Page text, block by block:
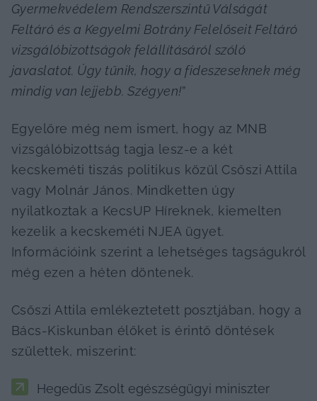
Gyermekvédelem Rendszerszintű Válságát
Feltáró és a Kegyelmi Botrány Felelőseit Feltáró
vizsgálóbizottságok felállításáról szóló
javaslatot. Úgy tűnik, hogy a fideszeseknek még
mindig van lejjebb. Szégyen!”
Egyelőre még nem ismert, hogy az MNB
vizsgálóbizottság tagja lesz-e a két
kecskeméti tiszás politikus közül Csőszi Attila
vagy Molnár János. Mindketten úgy
nyilatkoztak a KecsUP Híreknek, kiemelten
kezelik a kecskeméti NJEA ügyet.
Információink szerint a lehetséges tagságukról
még ezen a héten döntenek.
Csőszi Attila emlékeztetett posztjában, hogy a
Bács-Kiskunban élőket is érintő döntések
születtek, miszerint:
Hegedűs Zsolt egészségügyi miniszter